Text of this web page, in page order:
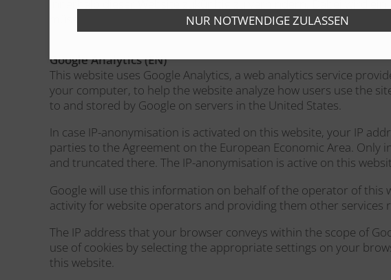
müssen Sie diesen Link erneut klicken.
Google Analytics (EN)
This website uses Google Analytics, a web analytics service
your computer, to help the website analyze how users use the
to and stored by Google on servers in the United States.
In case IP-anonymisation is activated on this website, your IP
parties to the Agreement on the European Economic Area. Only
and truncated there. The IP-anonymisation is active on this
Google will use this information on behalf of the operator of
activity for website operators and providing them other services
The IP address that your browser conveys within the scope of
use of cookies by selecting the appropriate settings on your
this website.